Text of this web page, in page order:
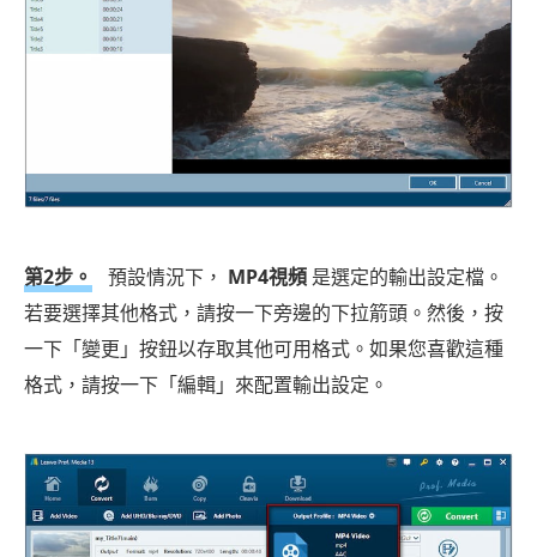
第2步。 預設情況下， MP4視頻是選定的輸出設定檔。
若要選擇其他格式，請按一下旁邊的下拉箭頭。然後，按
一下「變更」按鈕以存取其他可用格式。如果您喜歡這種
格式，請按一下「編輯」來配置輸出設定。